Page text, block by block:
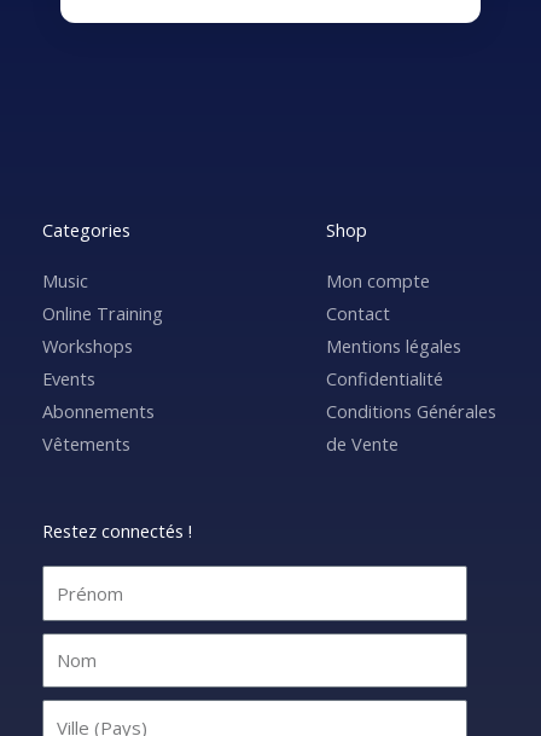
Categories
Music
Online Training
Workshops
Events
Abonnements
Vêtements
Shop
Mon compte
Contact
Mentions légales
Confidentialité
Conditions Générales
de Vente
Restez connectés !